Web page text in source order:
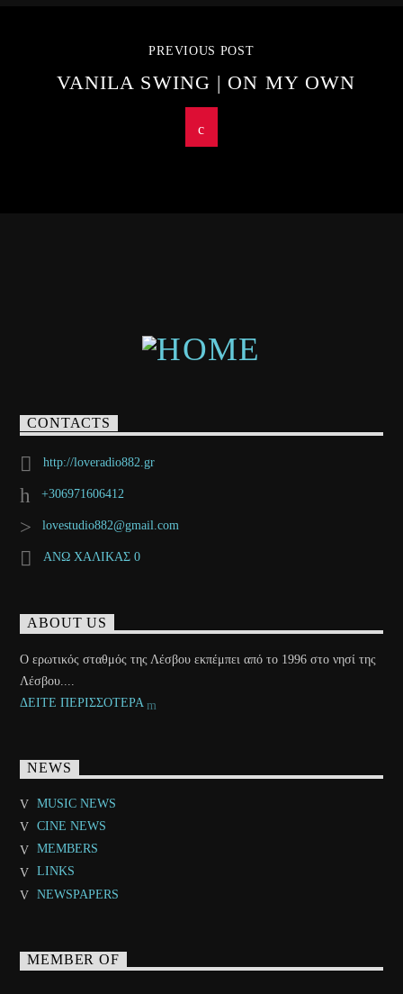
PREVIOUS POST
VANILA SWING | ON MY OWN
CONTACTS
http://loveradio882.gr
+306971606412
lovestudio882@gmail.com
ΑΝΩ ΧΑΛΙΚΑΣ 0
ABOUT US
Ο ερωτικός σταθμός της Λέσβου εκπέμπει από το 1996 στο νησί της
Λέσβου....
ΔΕΙΤΕ ΠΕΡΙΣΣΟΤΕΡΑ
NEWS
MUSIC NEWS
CINE NEWS
MEMBERS
LINKS
NEWSPAPERS
MEMBER OF